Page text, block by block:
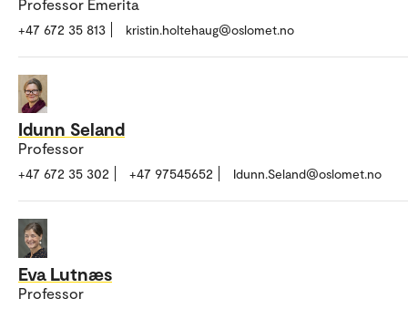
Professor Emerita
+47 672 35 813 kristin.holtehaug@oslomet.no
Idunn Seland
Professor
+47 672 35 302 +47 97545652 Idunn.Seland@oslomet.no
Eva Lutnæs
Professor